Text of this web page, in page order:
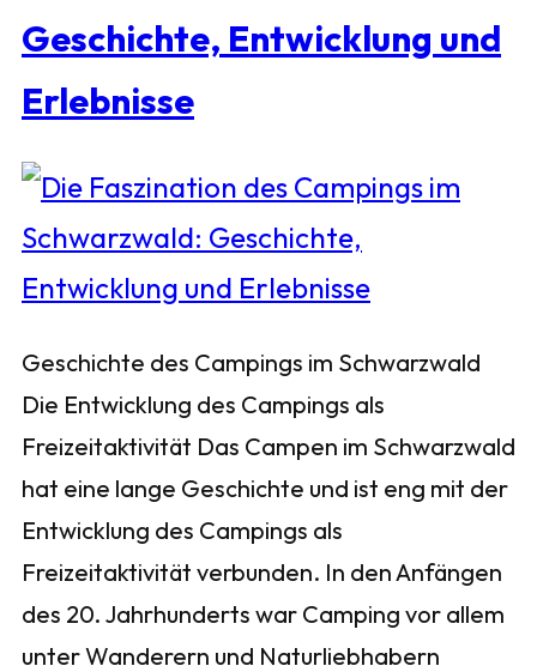
Geschichte, Entwicklung und
Erlebnisse
Geschichte des Campings im Schwarzwald
Die Entwicklung des Campings als
Freizeitaktivität Das Campen im Schwarzwald
hat eine lange Geschichte und ist eng mit der
Entwicklung des Campings als
Freizeitaktivität verbunden. In den Anfängen
des 20. Jahrhunderts war Camping vor allem
unter Wanderern und Naturliebhabern